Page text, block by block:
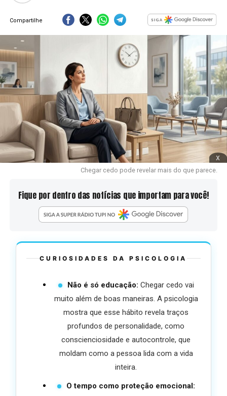
Compartilhe
x
Chegar cedo pode revelar mais do que parece.
Fique por dentro das notícias que importam para você!
CURIOSIDADES DA PSICOLOGIA
Não é só educação: Chegar cedo vai
muito além de boas maneiras. A psicologia
mostra que esse hábito revela traços
profundos de personalidade, como
conscienciosidade e autocontrole, que
moldam como a pessoa lida com a vida
inteira.
O tempo como proteção emocional: